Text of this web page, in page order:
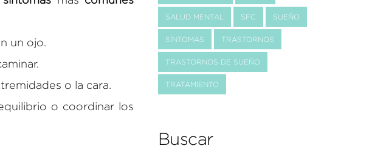
un ojo.
o la cara.
o coordinar los
SALUD MENTAL SFC SUEÑO
SÍNTOMAS TRASTORNOS
TRASTORNOS DE SUEÑO
TRATAMIENTO
Buscar